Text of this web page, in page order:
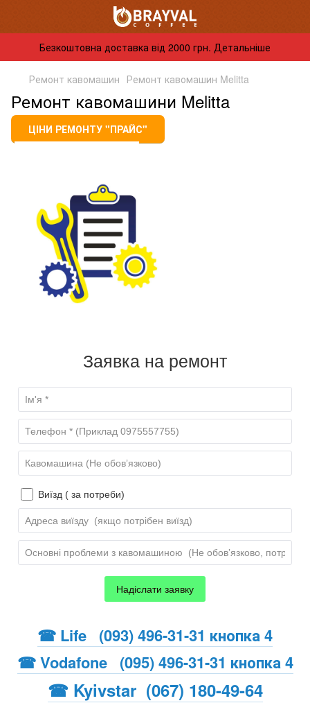
Безкоштовна доставка від 2000 грн. Детальніше
Ремонт кавомашин Ремонт кавомашин Melitta
Ремонт кавомашини Melitta
ЦІНИ РЕМОНТУ "ПРАЙС"
☎ Life (093) 496-31-31 кнопка 4
☎ Vodafone (095) 496-31-31 кнопка 4
☎ Kyivstar (067) 180-49-64